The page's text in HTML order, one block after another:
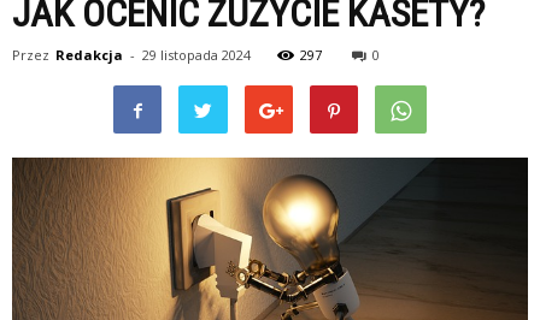
JAK OCENIĆ ZUŻYCIE KASETY?
Przez Redakcja - 29 listopada 2024 297 0